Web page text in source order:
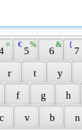
¤
5
%
€
6
&
7
{
r t y
f g h
c v b n